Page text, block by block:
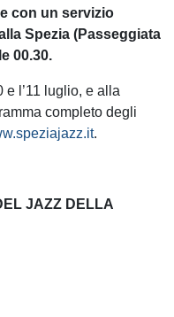
con un servizio
Spezia (Passeggiata
00.30.
e l’11 luglio, e alla
completo degli
.
JAZZ DELLA